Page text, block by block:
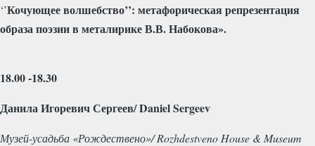
‘’Кочующее волшебство’’: метафорическая репрезентация
образа поэзии в металирике В.В. Набокова».
18.00 -18.30
Данила Игоревич Сергеев/DanielSergeev
Музей-усадьба «Рождествено»/Rozhdestveno House & Museum